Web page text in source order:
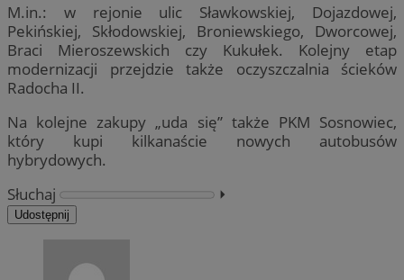
M.in.: w rejonie ulic Sławkowskiej, Dojazdowej,
Pekińskiej, Skłodowskiej, Broniewskiego, Dworcowej,
Braci Mieroszewskich czy Kukułek. Kolejny etap
modernizacji przejdzie także oczyszczalnia ścieków
Radocha II.
Na kolejne zakupy „uda się” także PKM Sosnowiec,
który kupi kilkanaście nowych autobusów
hybrydowych.
Słuchaj
⏵︎
Udostępnij